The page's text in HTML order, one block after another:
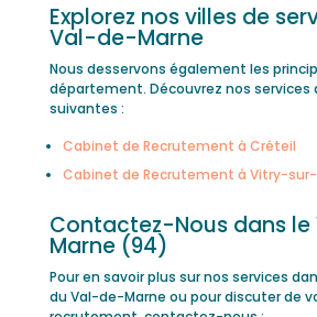
Explorez nos villes de
Val-de-Marne
Nous desservons également les
département. Découvrez nos services
suivantes :
Cabinet de Recrutement à Créteil
Cabinet de Recrutement à Vitry-sur-
Contactez-Nous dans
Marne (94)
Pour en savoir plus sur nos services
du Val-de-Marne ou pour discuter de